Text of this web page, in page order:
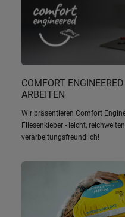
COMFORT
ARBEITEN
Wir präsentieren Comfort
Fliesenkleber - leicht,
verarbeitungsfreundlich!